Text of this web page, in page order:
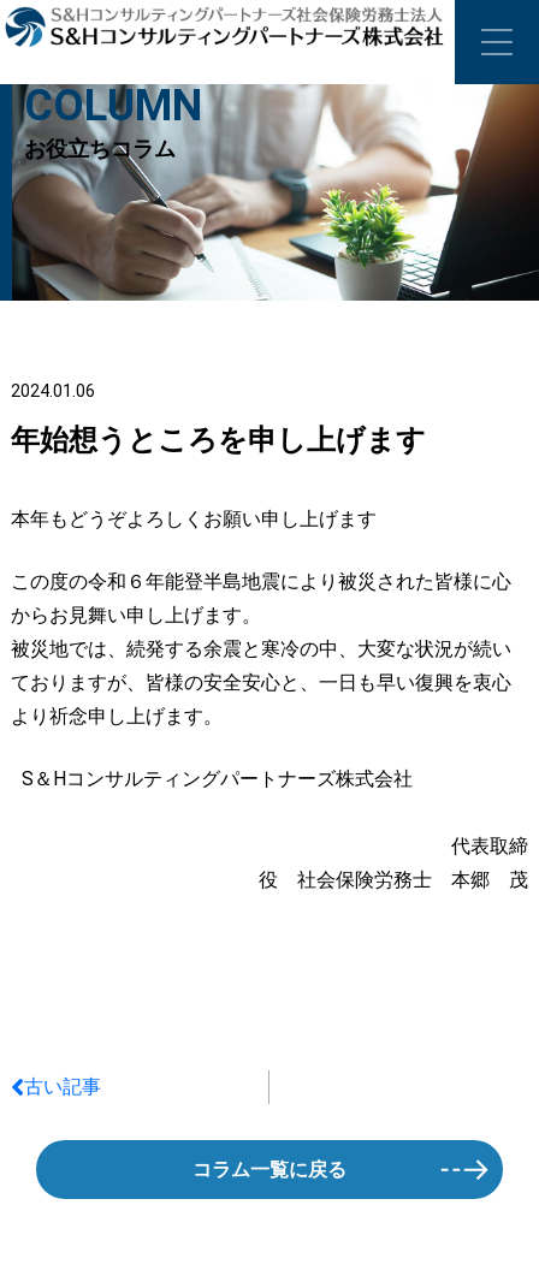
COLUMN
お役立ちコラム
2024.01.06
年始想うところを申し上げます
本年もどうぞよろしくお願い申し上げます
この度の令和６年能登半島地震により被災された皆様に心
からお見舞い申し上げます。
被災地では、続発する余震と寒冷の中、大変な状況が続い
ておりますが、皆様の安全安心と、一日も早い復興を衷心
より祈念申し上げます。
S＆Hコンサルティングパートナーズ株式会社
代表取締
役 社会保険労務士 本郷 茂
古い記事
コラム一覧に戻る